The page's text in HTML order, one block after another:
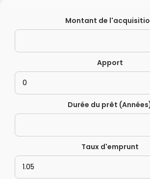
Montant de
Apport
Durée du prêt
Taux d'emprunt